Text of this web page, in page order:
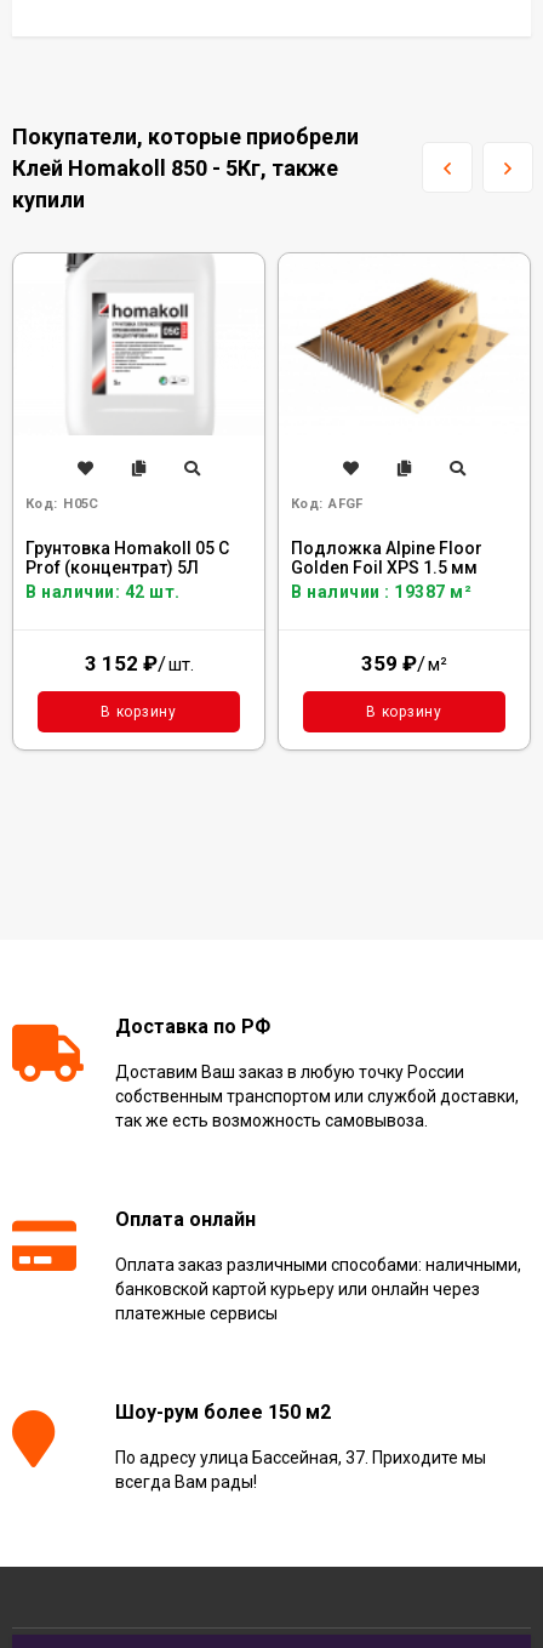
Покупатели, которые приобрели
Клей Homakoll 850 - 5Кг, также
купили
Код: H05C
Грунтовка Homakoll 05 C
Prof (концентрат) 5Л
В наличии: 42 шт.
3 152 ₽/шт.
В корзину
Код: AFGF
Подложка Alpine Floor
Golden Foil XPS 1.5 мм
В наличии : 19387 м²
359 ₽/м²
В корзину
Доставка по РФ
Доставим Ваш заказ в любую точку России
собственным транспортом или службой доставки,
так же есть возможность самовывоза.
Оплата онлайн
Оплата заказ различными способами: наличными,
банковской картой курьеру или онлайн через
платежные сервисы
Шоу-рум более 150 м2
По адресу улица Бассейная, 37. Приходите мы
всегда Вам рады!